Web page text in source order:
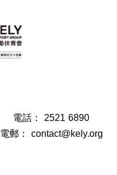
電話： 2521 6890
電郵： contact@kely.org